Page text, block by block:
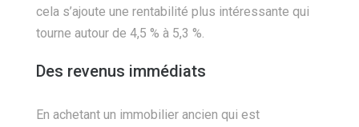
cela s’ajoute une rentabilité plus intéressante qui
tourne autour de 4,5 % à 5,3 %.
Des revenus immédiats
En achetant un immobilier ancien qui est